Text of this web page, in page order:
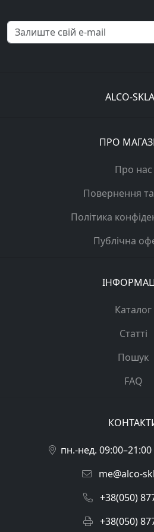
ALCO-
ПРО
Про нас
Повернення
Політика
Публічна
Каталог
Статті
Пошук
FAQ
пн.-нед. 09:00–21:00
me@alco-
+38(050)
+38(050)